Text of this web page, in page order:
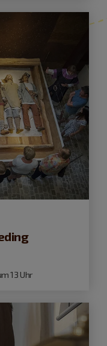
13 Uhr